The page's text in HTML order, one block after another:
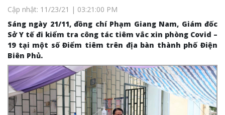
Cập nhật: 11/23/21 | 03:21:00 PM
Sáng ngày 21/11, đồng chí Phạm Giang Nam, Giám đốc
Sở Y tế đi kiểm tra công tác tiêm vắc xin phòng Covid –
19 tại một số Điểm tiêm trên địa bàn thành phố Điện
Biên Phủ.